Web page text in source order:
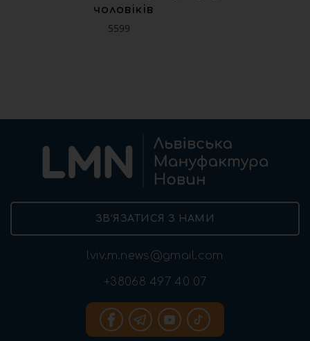
чоловіків
5599
ЗВ’ЯЗАТИСЯ З НАМИ
lviv.m.news@gmail.com
+38068 497 40 07